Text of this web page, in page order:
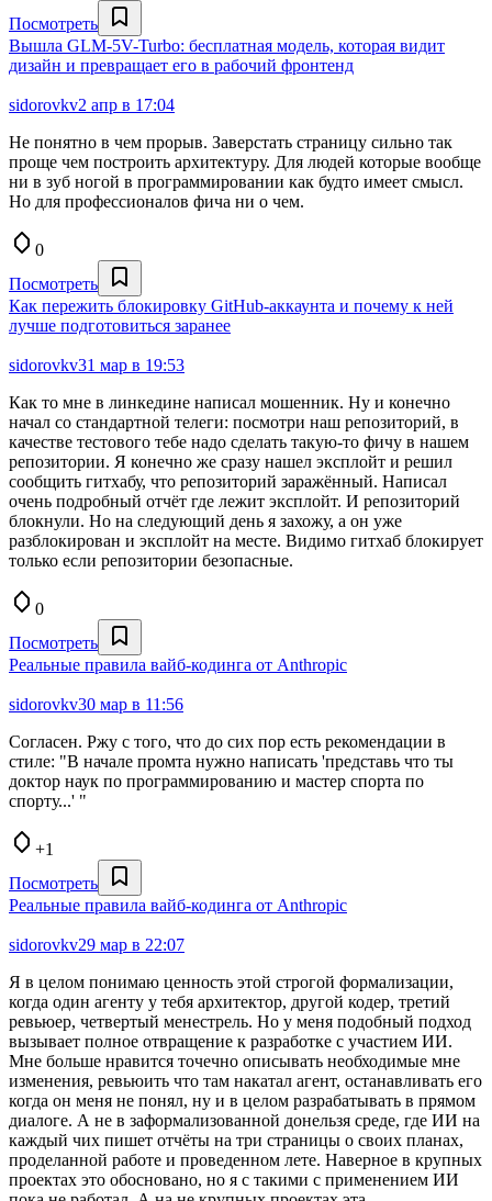
Посмотреть
Вышла GLM-5V-Turbo: бесплатная модель, которая видит
дизайн и превращает его в рабочий фронтенд
sidorovkv2 апр в 17:04
Не понятно в чем прорыв. Заверстать страницу сильно так
проще чем построить архитектуру. Для людей которые вообще
ни в зуб ногой в программировании как будто имеет смысл.
Но для профессионалов фича ни о чем.
0
Посмотреть
Как пережить блокировку GitHub-аккаунта и почему к ней
лучше подготовиться заранее
sidorovkv31 мар в 19:53
Как то мне в линкедине написал мошенник. Ну и конечно
начал со стандартной телеги: посмотри наш репозиторий, в
качестве тестового тебе надо сделать такую-то фичу в нашем
репозитории. Я конечно же сразу нашел эксплойт и решил
сообщить гитхабу, что репозиторий заражённый. Написал
очень подробный отчёт где лежит эксплойт. И репозиторий
блокнули. Но на следующий день я захожу, а он уже
разблокирован и эксплойт на месте. Видимо гитхаб блокирует
только если репозитории безопасные.
0
Посмотреть
Реальные правила вайб-кодинга от Anthropic
sidorovkv30 мар в 11:56
Согласен. Ржу с того, что до сих пор есть рекомендации в
стиле: "В начале промта нужно написать 'представь что ты
доктор наук по программированию и мастер спорта по
спорту...' "
+1
Посмотреть
Реальные правила вайб-кодинга от Anthropic
sidorovkv29 мар в 22:07
Я в целом понимаю ценность этой строгой формализации,
когда один агенту у тебя архитектор, другой кодер, третий
ревьюер, четвертый менестрель. Но у меня подобный подход
вызывает полное отвращение к разработке с участием ИИ.
Мне больше нравится точечно описывать необходимые мне
изменения, ревьюить что там накатал агент, останавливать его
когда он меня не понял, ну и в целом разрабатывать в прямом
диалоге. А не в заформализованной донельзя среде, где ИИ на
каждый чих пишет отчёты на три страницы о своих планах,
проделанной работе и проведенном лете. Наверное в крупных
проектах это обосновано, но я с такими с применением ИИ